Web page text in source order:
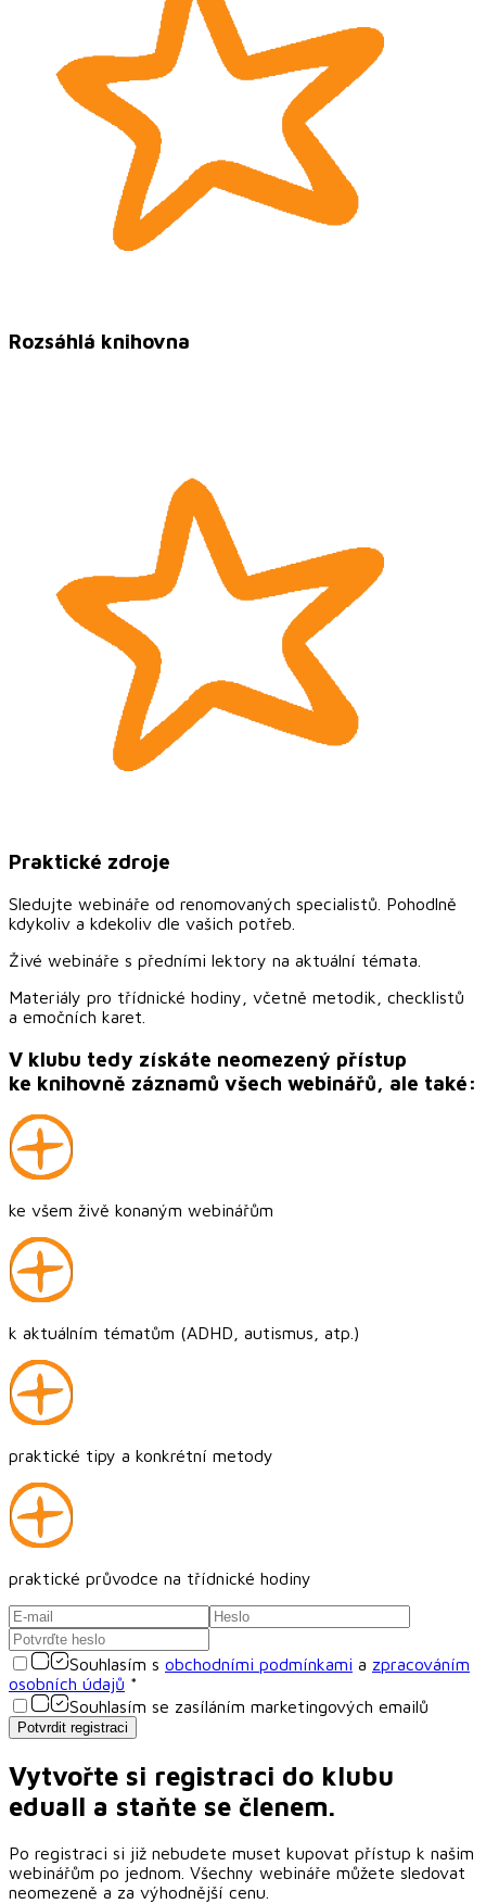
Rozsáhlá knihovna
Praktické zdroje
Sledujte webináře od renomovaných specialistů. Pohodlně
kdykoliv a kdekoliv dle vašich potřeb.
Živé webináře s předními lektory na aktuální témata.
Materiály pro třídnické hodiny, včetně metodik, checklistů
a emočních karet.
V klubu tedy získáte neomezený přístup
ke knihovně záznamů všech webinářů, ale také:
ke všem živě konaným webinářům
k aktuálním tématům (ADHD, autismus, atp.)
praktické tipy a konkrétní metody
praktické průvodce na třídnické hodiny
Souhlasím s obchodními podmínkami a zpracováním
osobních údajů *
Souhlasím se zasíláním marketingových emailů
Potvrdit registraci
Vytvořte si registraci do klubu
eduall a staňte se členem.
Po registraci si již nebudete muset kupovat přístup k našim
webinářům po jednom. Všechny webináře můžete sledovat
neomezeně a za výhodnější cenu.